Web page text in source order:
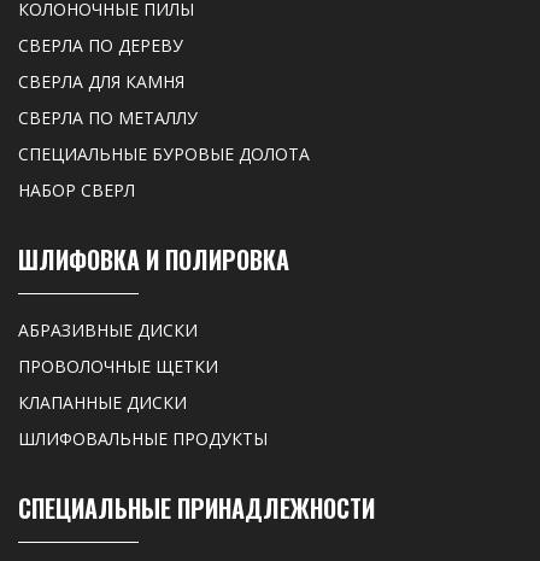
КОЛОНОЧНЫЕ ПИЛЫ
СВЕРЛА ПО ДЕРЕВУ
СВЕРЛА ДЛЯ КАМНЯ
СВЕРЛА ПО МЕТАЛЛУ
СПЕЦИАЛЬНЫЕ БУРОВЫЕ ДОЛОТА
НАБОР СВЕРЛ
ШЛИФОВКА И ПОЛИРОВКА
АБРАЗИВНЫЕ ДИСКИ
ПРОВОЛОЧНЫЕ ЩЕТКИ
КЛАПАННЫЕ ДИСКИ
ШЛИФОВАЛЬНЫЕ ПРОДУКТЫ
СПЕЦИАЛЬНЫЕ ПРИНАДЛЕЖНОСТИ